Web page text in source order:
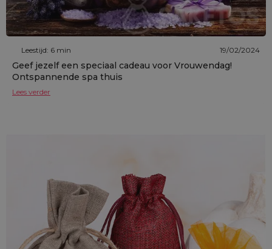
Leestijd: 6 min 19/02/2024
Geef jezelf een speciaal cadeau voor Vrouwendag!
Ontspannende spa thuis
Lees verder